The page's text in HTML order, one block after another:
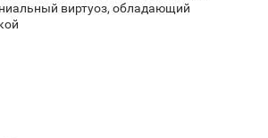
виртуоз, обладающий